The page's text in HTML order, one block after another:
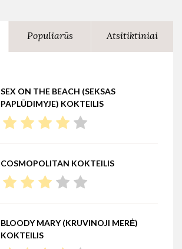
Populiarūs Atsitiktiniai
SEX ON THE BEACH (SEKSAS
PAPLŪDIMYJE) KOKTEILIS
COSMOPOLITAN KOKTEILIS
BLOODY MARY (KRUVINOJI MERĖ)
KOKTEILIS